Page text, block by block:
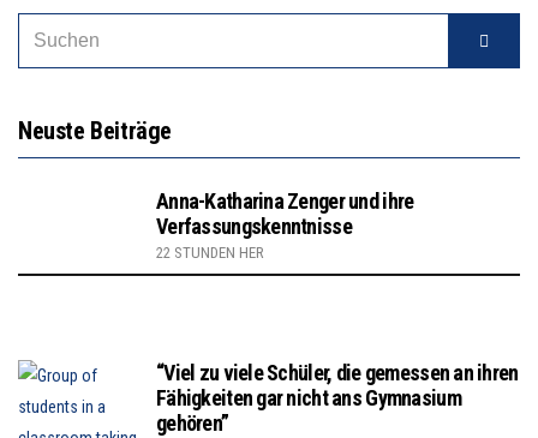
Neuste Beiträge
Anna-Katharina Zenger und ihre
Verfassungskenntnisse
22 STUNDEN HER
“Viel zu viele Schüler, die gemessen an ihren
Fähigkeiten gar nicht ans Gymnasium
gehören”